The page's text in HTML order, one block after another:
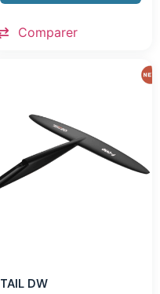
Comparer
TAIL DW